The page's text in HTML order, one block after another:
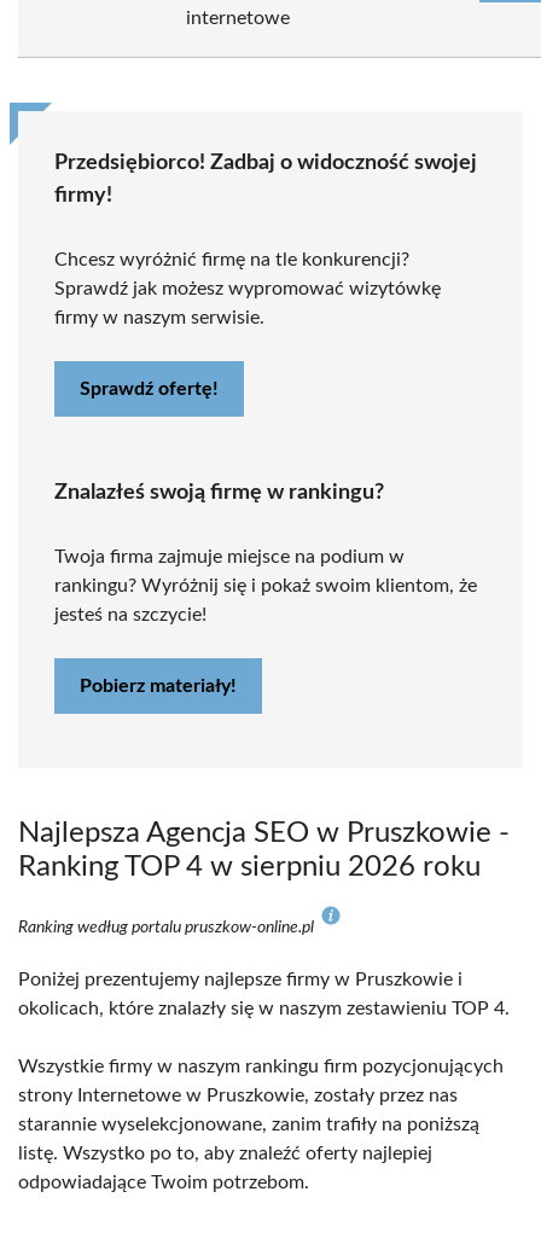
internetowe
Przedsiębiorco! Zadbaj o widoczność swojej
firmy!
Chcesz wyróżnić firmę na tle konkurencji?
Sprawdź jak możesz wypromować wizytówkę
firmy w naszym serwisie.
Sprawdź ofertę!
Znalazłeś swoją firmę w rankingu?
Twoja firma zajmuje miejsce na podium w
rankingu? Wyróżnij się i pokaż swoim klientom, że
jesteś na szczycie!
Pobierz materiały!
Najlepsza Agencja SEO w Pruszkowie -
Ranking TOP 4 w sierpniu 2026 roku
Ranking według portalu pruszkow-online.pl
Poniżej prezentujemy najlepsze firmy w Pruszkowie i
okolicach, które znalazły się w naszym zestawieniu TOP 4.
Wszystkie firmy w naszym rankingu firm pozycjonujących
strony Internetowe w Pruszkowie, zostały przez nas
starannie wyselekcjonowane, zanim trafiły na poniższą
listę. Wszystko po to, aby znaleźć oferty najlepiej
odpowiadające Twoim potrzebom.